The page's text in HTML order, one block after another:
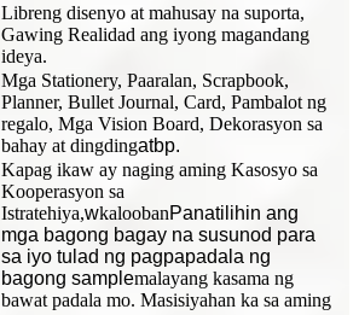
Libreng disenyo at mahusay na suporta,
Gawing Realidad ang iyong magandang
ideya.
Mga Stationery, Paaralan, Scrapbook,
Planner, Bullet Journal, Card, Pambalot ng
regalo, Mga Vision Board, Dekorasyon sa
bahay at dingdingatbp.
Kapag ikaw ay naging aming Kasosyo sa
Kooperasyon sa
Istratehiya,wkaloobanPanatilihin ang
mga bagong bagay na susunod para
sa iyo tulad ng pagpapadala ng
bagong samplemalayang kasama ng
bawat padala mo. Masisiyahan ka sa aming